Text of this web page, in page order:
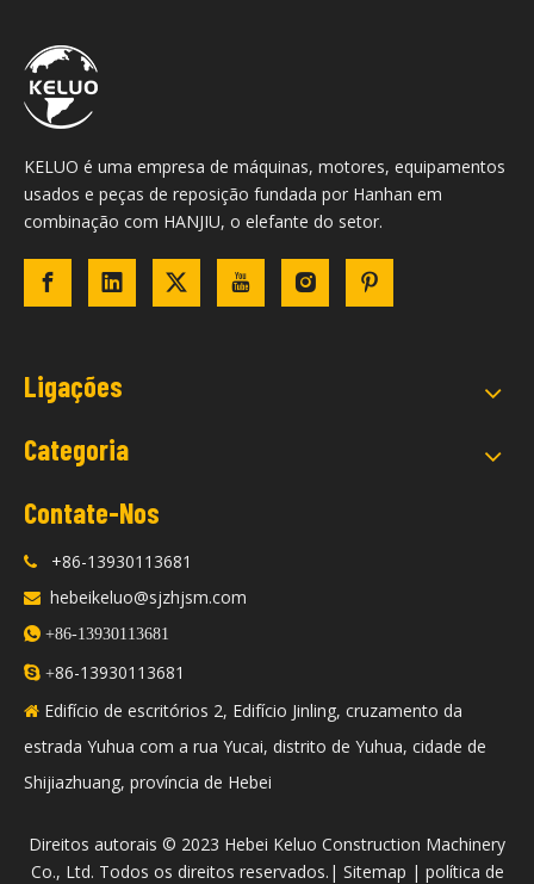
KELUO é uma empresa de máquinas, motores, equipamentos
usados ​​e peças de reposição fundada por Hanhan em
combinação com HANJIU, o elefante do setor.
Ligações
Categoria
Contate-Nos
 +86-13930113681
 hebeikeluo@sjzhjsm.com
 +86-13930113681
 +86-13930113681
 Edifício de escritórios 2, Edifício Jinling, cruzamento da
estrada Yuhua com a rua Yucai, distrito de Yuhua, cidade de
Shijiazhuang, província de Hebei
​Direitos autorais © 2023 Hebei Keluo Construction Machinery
Co., Ltd. Todos os direitos reservados.| Sitemap | política de